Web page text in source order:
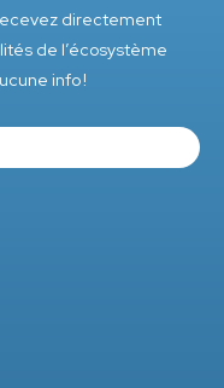
directement
de l’écosystème
info !